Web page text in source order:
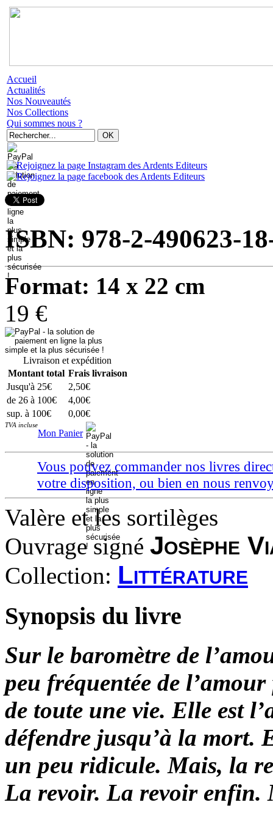
Accueil
Actualités
Nos Nouveautés
Nos Collections
Qui sommes nous ?
ISBN: 978-2-490623-
Format: 14 x 22 cm
19 €
Livraison et expédition
Montant total Frais livraison
Jusqu'à 25€
2,50€
de 26 à 100€
4,00€
sup. à 100€
0,00€
TVA incluse
Mon Panier
Vous pouvez commander nos livres
votre disposition, ou bien en nous
Valère et les sortilèges
Ouvrage signé Josèphe
Collection: Littérature
Synopsis du livre
Sur le baromètre de
peu fréquentée de
de toute une vie. Elle est
défendre jusqu’à la mort.
un peu ridicule. Mais, la
La revoir. La revoir enfin.